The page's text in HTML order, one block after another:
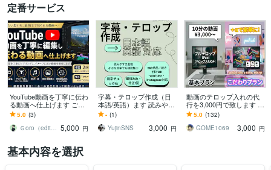
定番サービス
YouTube動画を丁寧に伝わ
る動画へ仕上げます ご要
望を丁寧に伺い、イメー
ジに近い動画へ仕上げま
す
5.0 (3)
Ｇoro（editer） 5,000 円
字幕・テロップ作成（日
本語/英語）ます 読みやす
い字幕で離脱率を下げま
す
- (1)
YujinSNS
3,000 円
動画のテロップ入れの代
行を3,000円で致します 動
画のテロップ（字幕）入
れ代行を承ります！
5.0 (132)
GOME1069
3,000 円
基本内容を選択